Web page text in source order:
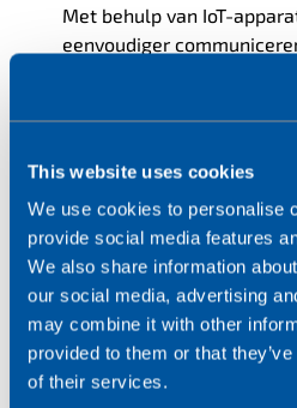
This website uses cookies
We use cookies to personalise
provide social media features
We also share information
our social media, advertising
may combine it with other
provided to them or that
of their services.
Met behulp van IoT-
eenvoudiger
servicepersoneel via
voor een inclusieve,
Interactieve musea:
Musea transformeren van
naar interactieve belevingen.
centrale rol.
Bezoekers kunnen met hun